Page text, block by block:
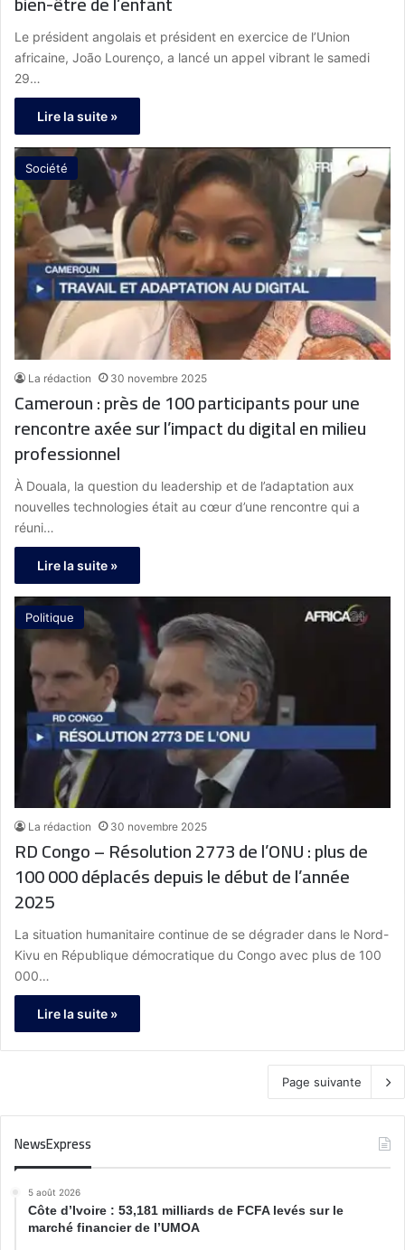
Le président angolais et président en exercice de l’Union
africaine, João Lourenço, a lancé un appel vibrant le samedi
29…
Lire la suite »
Société
La rédaction 30 novembre 2025
Cameroun : près de 100 participants pour une
rencontre axée sur l’impact du digital en milieu
professionnel
À Douala, la question du leadership et de l’adaptation aux
nouvelles technologies était au cœur d’une rencontre qui a
réuni…
Lire la suite »
Politique
La rédaction 30 novembre 2025
RD Congo – Résolution 2773 de l’ONU : plus de
100 000 déplacés depuis le début de l’année
2025
La situation humanitaire continue de se dégrader dans le Nord-
Kivu en République démocratique du Congo avec plus de 100
000…
Lire la suite »
Page suivante
NewsExpress
5 août 2026
Côte d’Ivoire : 53,181 milliards de FCFA levés sur le
marché financier de l’UMOA